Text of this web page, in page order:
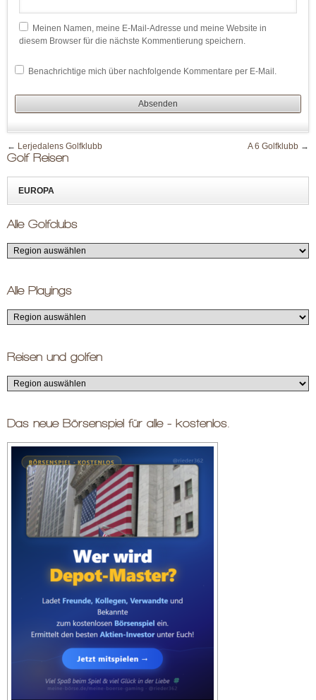
Meinen Namen, meine E-Mail-Adresse und meine Website in
diesem Browser für die nächste Kommentierung speichern.
Benachrichtige mich über nachfolgende Kommentare per E-Mail.
← Lerjedalens Golfklubb A 6 Golfklubb →
Golf Reisen
EUROPA
Alle Golfclubs
Alle Playings
Reisen und golfen
Das neue Börsenspiel für alle - kostenlos.